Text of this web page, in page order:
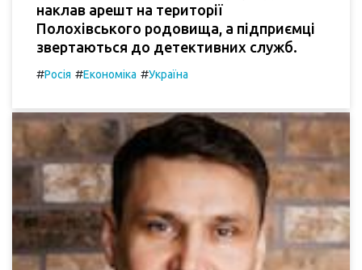
наклав арешт на території
Полохівського родовища, а підприємці
звертаються до детективних служб.
#Росія #Економіка #Україна